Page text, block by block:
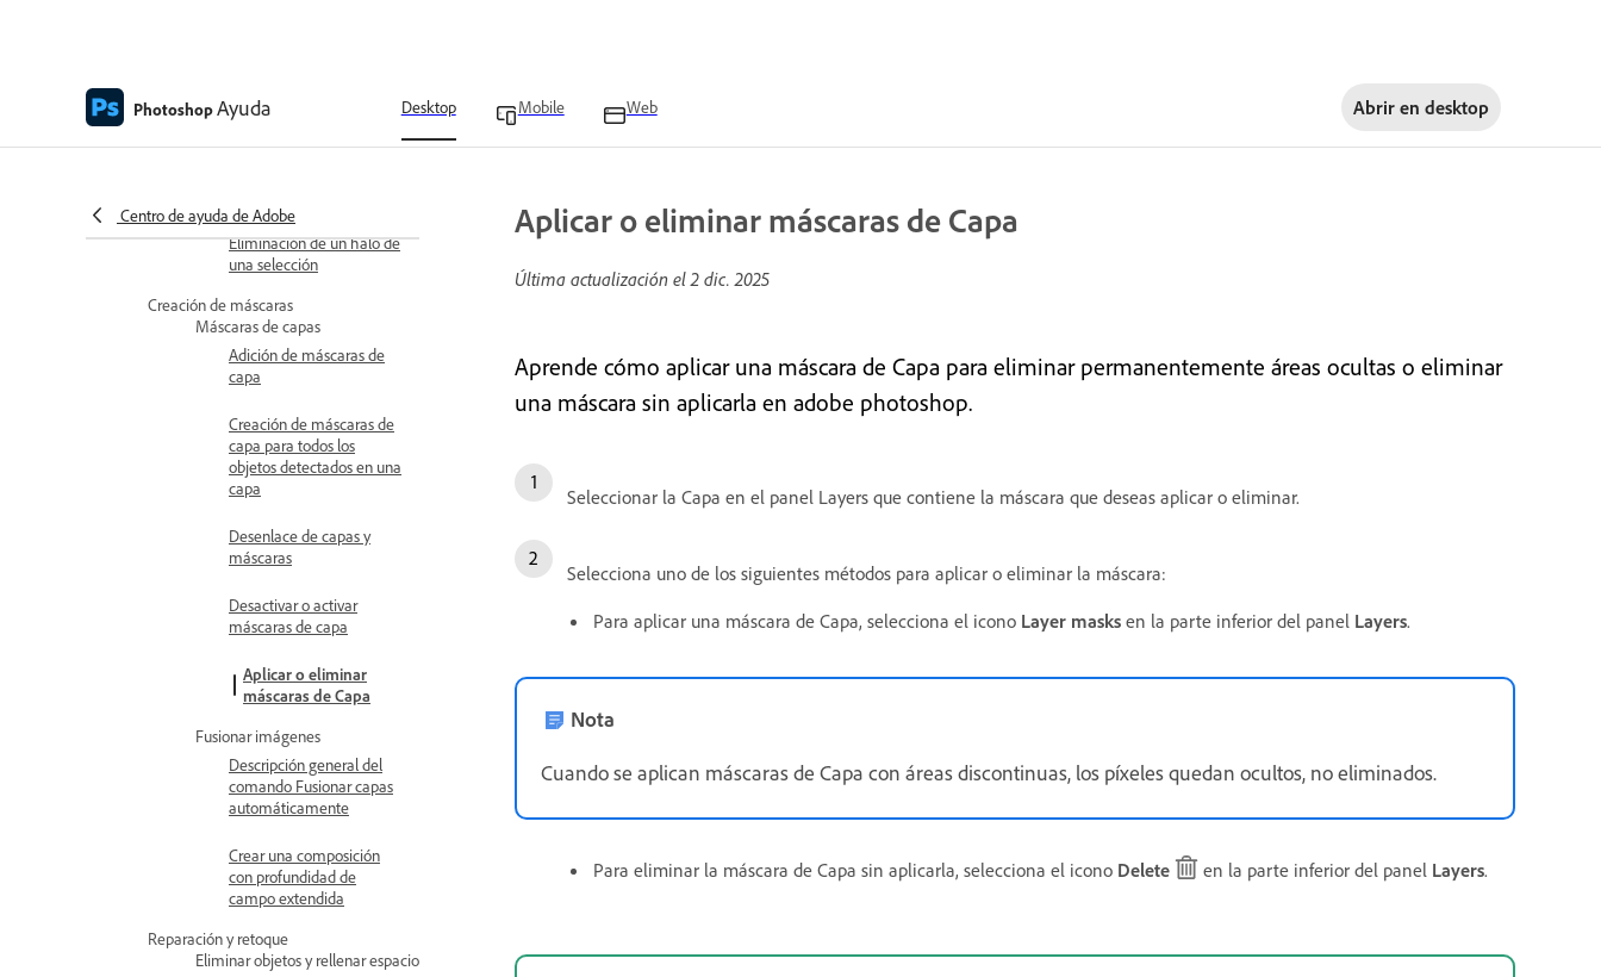
PhotoshopAyuda Desktop Mobile Web Abrir en desktop
Centro de ayuda de Adobe
Píxeles de halo alrededor
de una selección
Eliminación de un halo de
una selección
Creación de máscaras
Máscaras de capas
Adición de máscaras de
capa
Creación de máscaras de
capa para todos los
objetos detectados en una
capa
Desenlace de capas y
máscaras
Desactivar o activar
máscaras de capa
Aplicar o eliminar
máscaras de Capa
Fusionar imágenes
Descripción general del
comando Fusionar capas
automáticamente
Crear una composición
con profundidad de
campo extendida
Reparación y retoque
Eliminar objetos y rellenar espacio
Aplicar o eliminar máscaras de Capa
Última actualización el2 dic. 2025
Aprende cómo aplicar una máscara de Capa para eliminar permanentemente áreas ocultas o eliminar
una máscara sin aplicarla en adobe photoshop.
Seleccionar la Capa en el panel Layers que contiene la máscara que deseas aplicar o eliminar.
Selecciona uno de los siguientes métodos para aplicar o eliminar la máscara:
Para aplicar una máscara de Capa, selecciona el icono Layer masks en la parte inferior del panel Layers.
Nota
Cuando se aplican máscaras de Capa con áreas discontinuas, los píxeles quedan ocultos, no eliminados.
Para eliminar la máscara de Capa sin aplicarla, selecciona el icono Delete en la parte inferior del panel Layers.